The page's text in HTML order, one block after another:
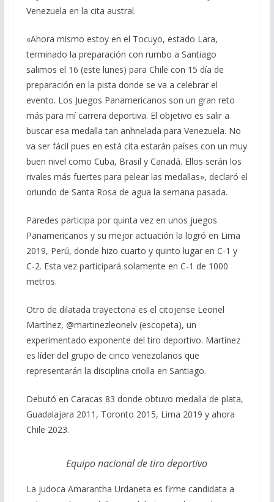
Venezuela en la cita austral.
«Ahora mismo estoy en el Tocuyo, estado Lara,
terminado la preparación con rumbo a Santiago
salimos el 16 (este lunes) para Chile con 15 día de
preparación en la pista donde se va a celebrar el
evento. Los Juegos Panamericanos son un gran reto
más para mí carrera deportiva. El objetivo es salir a
buscar esa medalla tan anhnelada para Venezuela. No
va ser fácil pues en está cita estarán países con un muy
buen nivel como Cuba, Brasil y Canadá. Ellos serán los
rivales más fuertes para pelear las medallas», declaró el
oriundo de Santa Rosa de agua la semana pasada.
Paredes participa por quinta vez en unos juegos
Panamericanos y su mejor actuación la logró en Lima
2019, Perú, donde hizo cuarto y quinto lugar en C-1 y
C-2. Esta vez participará solamente en C-1 de 1000
metros.
Otro de dilatada trayectoria es el citojense Leonel
Martínez, @martinezleonelv (escopeta), un
experimentado exponente del tiro deportivo. Martínez
es líder del grupo de cinco venezolanos que
representarán la disciplina criolla en Santiago.
Debutó en Caracas 83 donde obtuvo medalla de plata,
Guadalajara 2011, Toronto 2015, Lima 2019 y ahora
Chile 2023.
Equipo nacional de tiro deportivo
La judoca Amarantha Urdaneta es firme candidata a